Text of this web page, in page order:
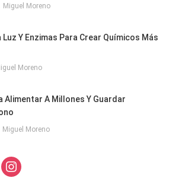
Miguel Moreno
Y Enzimas Para Crear Químicos Más
Moreno
Alimentar A Millones Y Guardar
Miguel Moreno
instagram